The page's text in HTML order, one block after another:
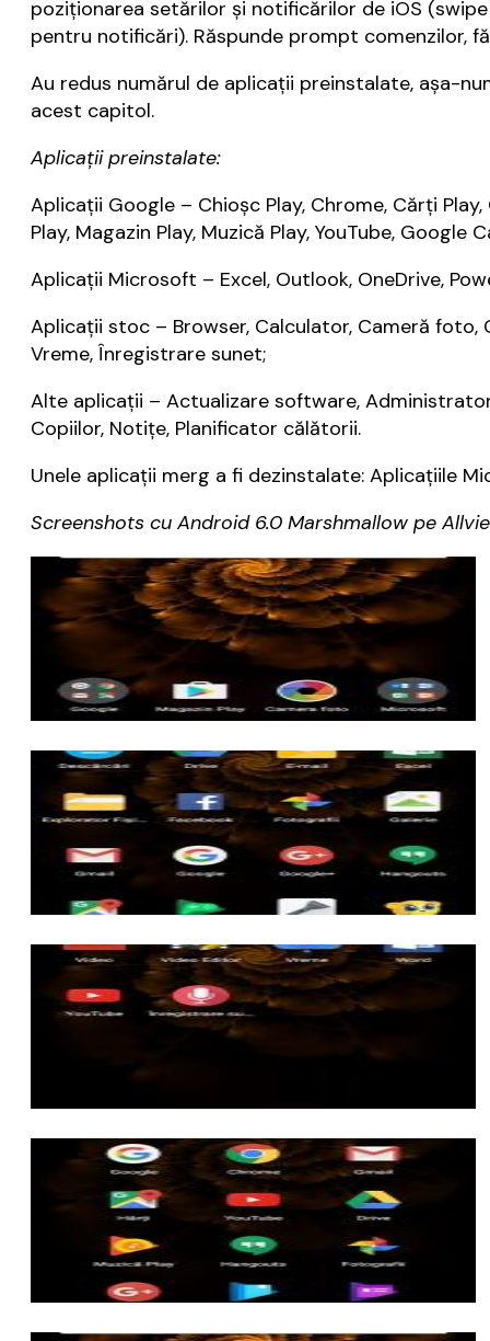
poziționarea setărilor și notificărilor de iOS
pentru notificări). Răspunde prompt comenzilor,
Au redus numărul de aplicații preinstalate, așa-
acest capitol.
Aplicații preinstalate:
Aplicații Google – Chioșc Play, Chrome, Cărți
Play, Magazin Play, Muzică Play, YouTube, Google
Aplicații Microsoft – Excel, Outlook, OneDrive,
Aplicații stoc – Browser, Calculator, Cameră foto,
Vreme, Înregistrare sunet;
Alte aplicații – Actualizare software,
Copiilor, Notițe, Planificator călătorii.
Unele aplicații merg a fi dezinstalate: Aplicațiile
Screenshots cu Android 6.0 Marshmallow pe